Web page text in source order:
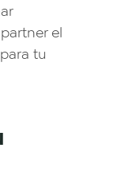
el
tu